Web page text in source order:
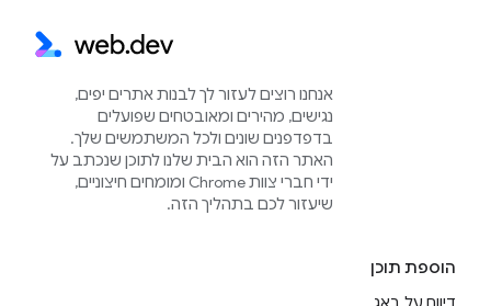
אנחנו רוצים לעזור לך לבנות אתרים יפים,
נגישים, מהירים ומאובטחים שפועלים
בדפדפנים שונים ולכל המשתמשים שלך.
האתר הזה הוא הבית שלנו לתוכן שנכתב על
ידי חברי צוות Chrome ומומחים חיצוניים,
שיעזור לכם בתהליך הזה.
הוספת תוכן